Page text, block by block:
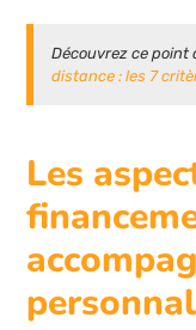
Découvrez ce point
distance : les 7
Les